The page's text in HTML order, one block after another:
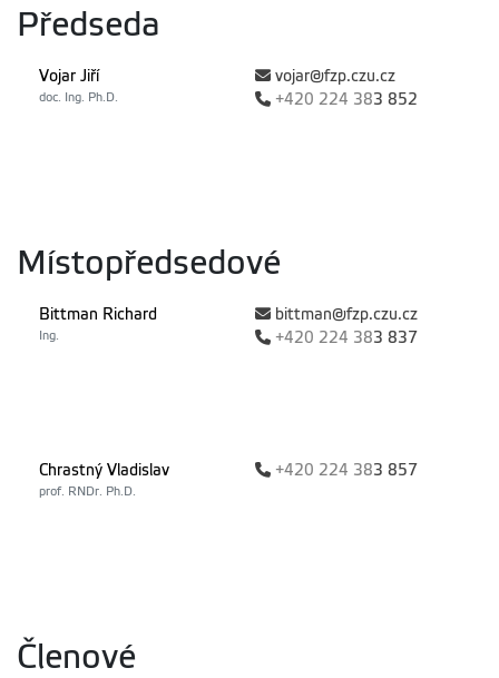
Předseda
Vojar Jiří
doc. Ing. Ph.D.
vojar@fzp.czu.cz
+420 224 383 852
Místopředsedové
Bittman Richard
Ing.
bittman@fzp.czu.cz
+420 224 383 837
Chrastný Vladislav
prof. RNDr. Ph.D.
+420 224 383 857
Členové